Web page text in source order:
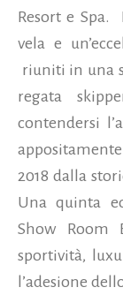
Resort e Spa.
vela e
riuniti in una
regata
contendersi
2018 dalla
Una quinta
Show Room
sportività,
l’adesione